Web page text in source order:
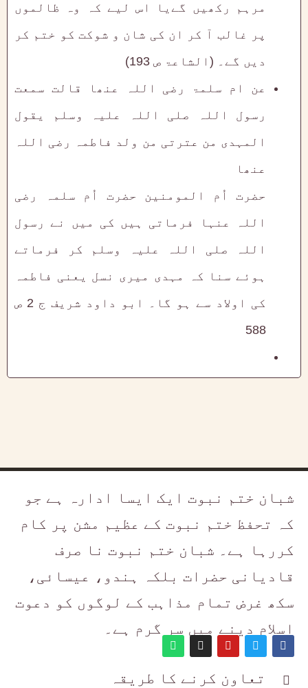
مرہم رکھیں گےیا اس لیے کہ وہ ظالموں
پر غالب آ کر ان کی شان و شوکت کو ختم کر
دیں گے۔ (الشاعۃ ص 193)
عن ام سلمۃ رضی اللہ عنھا قالت سمعت
رسول اللہ صلی اللہ علیہ وسلم یقول
المہدی من عترتی من ولد فاطمہ رضی اللہ
عنھا
حضرت اُم المومنین حضرت اُم سلمہ رضی
اللہ عنہا فرماتی ہیں کی میں نے رسول
اللہ صلی اللہ علیہ وسلم کر فرماتے
ہوئے سنا کہ مہدی میری نسل یعنی فاطمہ
کی اولاد سے ہو گا۔ ابو داود شریف ج 2 ص
588
شبان ختم نبوت ایک ایسا ادارہ ہے جو
کہ تحفظ ختم نبوت کے عظیم مشن پر کام
کررہا ہے۔ شبان ختم نبوت نا صرف
قادیانی حضرات بلکہ ہندو، عیسائی،
سکھ غرض تمام مذاہب کے لوگوں کو دعوت
اسلام دینے میں سر گرم ہے۔
تعاون کرنے کا طریقہ